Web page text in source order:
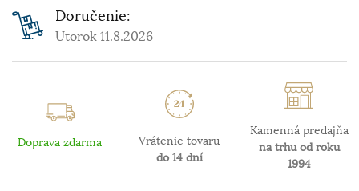
Doručenie:
Utorok 11.8.2026
Doprava zdarma
Vrátenie tovaru
do 14 dní
Kamenná predajňa
na trhu od roku
1994